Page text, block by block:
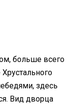
больше всего
здесь
Вид дворца